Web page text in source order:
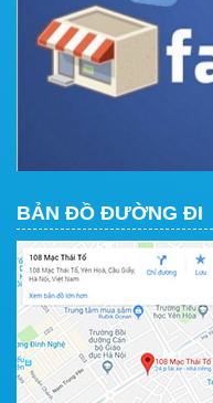
BẢN ĐỒ ĐƯỜNG ĐI